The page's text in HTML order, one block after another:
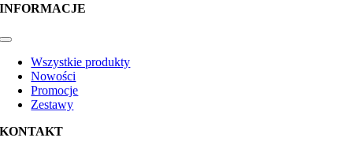
INFORMACJE
Toggle
NavigationWszystkie produkty
Nowości
Promocje
Zestawy
KONTAKT